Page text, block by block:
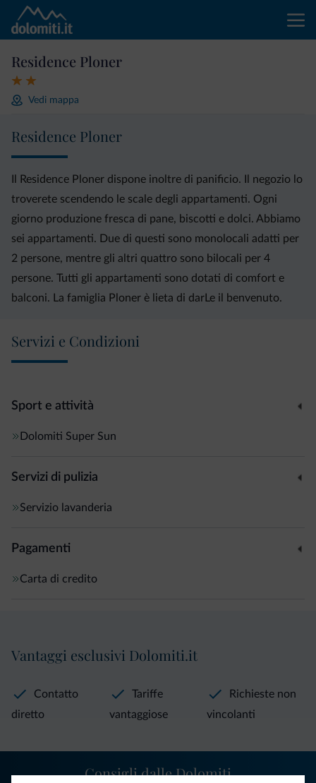
Residence Ploner
Vedi mappa
Residence Ploner
Il Residence Ploner dispone inoltre di panificio. Il negozio lo
troverete scendendo le scale degli appartamenti. Ogni
giorno produzione fresca di pane, biscotti e dolci. Abbiamo
sei appartamenti. Due di questi sono monolocali adatti per
2 persone, mentre gli altri quattro sono bilocali per 4
persone. Tutti gli appartamenti sono dotati di comfort e
balconi. La famiglia Ploner è lieta di darLe il benvenuto.
Servizi e Condizioni
Sport e attività
Dolomiti Super Sun
Servizi di pulizia
Servizio lavanderia
Pagamenti
Carta di credito
Vantaggi esclusivi Dolomiti.it
Contatto
diretto
Tariffe
vantaggiose
Richieste non
vincolanti
Consigli dalle Dolomiti